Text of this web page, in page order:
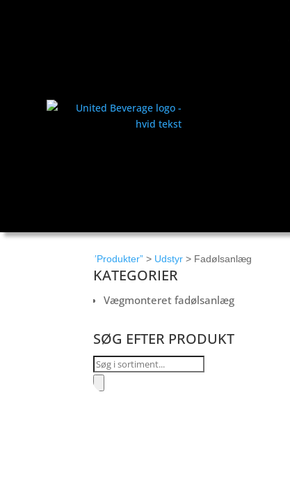
”Produkter” > Udstyr > Fadølsanlæg
KATEGORIER
Vægmonteret fadølsanlæg
SØG EFTER PRODUKT
Products
search